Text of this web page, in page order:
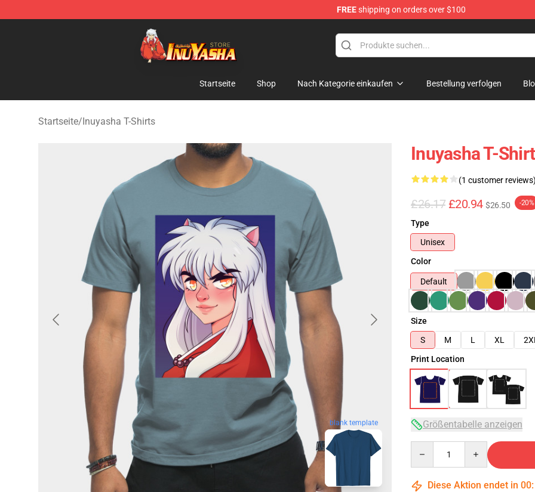
FREEshipping on orders over $100
Inuyasha Store - Official Inuyasha Merchandise Shop
Startseite Shop Nach Kategorie einkaufen Bestellung verfolgen
Startseite/Inuyasha T-Shirts
blank template
Inuyasha T-
(1 customer reviews)
£26.17 £20.94 $26.50 -20%
Type
Unisex
Color
Default
Size
S
M L XL 2XL
Print Location
Größentabelle anzeigen
Diese Aktion endet in 00: